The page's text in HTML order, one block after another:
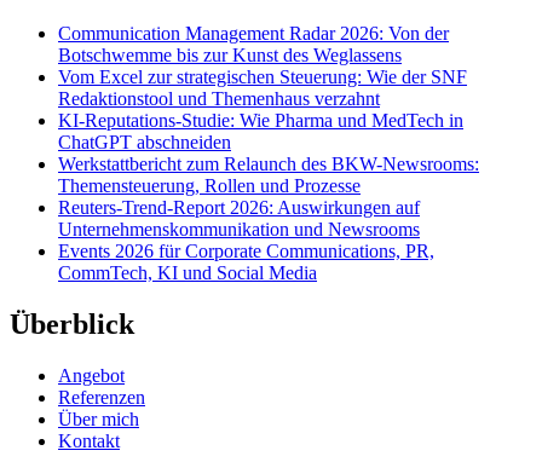
Communication Management Radar 2026: Von der
Botschwemme bis zur Kunst des Weglassens
Vom Excel zur strategischen Steuerung: Wie der SNF
Redaktionstool und Themenhaus verzahnt
KI-Reputations-Studie: Wie Pharma und MedTech in
ChatGPT abschneiden
Werkstattbericht zum Relaunch des BKW-Newsrooms:
Themensteuerung, Rollen und Prozesse
Reuters-Trend-Report 2026: Auswirkungen auf
Unternehmenskommunikation und Newsrooms
Events 2026 für Corporate Communications, PR,
CommTech, KI und Social Media
Überblick
Angebot
Referenzen
Über mich
Kontakt